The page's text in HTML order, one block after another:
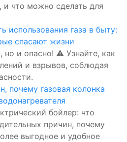
и что можно сделать для
использования газа в быту:
спасают жизни
но и опасно! ⚠️ Узнайте, как
и взрывов, соблюдая
почему газовая колонка
бойлер: что
причин, почему
выгодное и удобное